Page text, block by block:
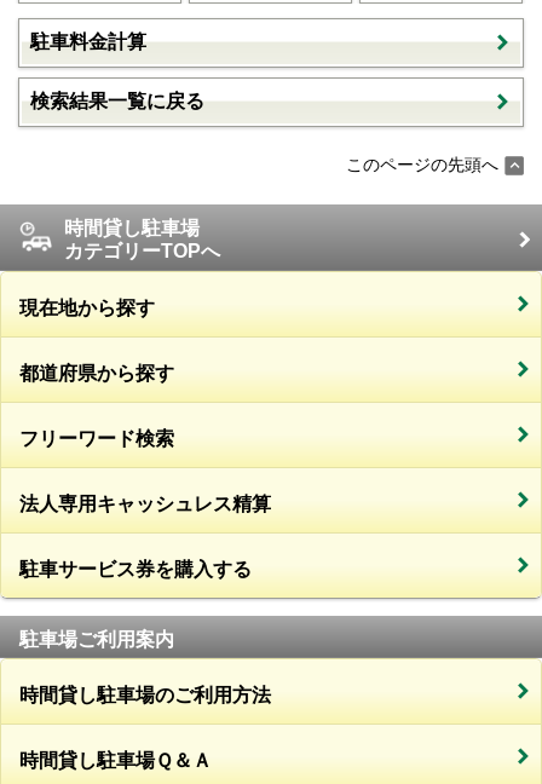
駐車料金計算
検索結果一覧に戻る
このページの先頭へ
時間貸し駐車場
カテゴリーTOPへ
現在地から探す
都道府県から探す
フリーワード検索
法人専用キャッシュレス精算
駐車サービス券を購入する
駐車場ご利用案内
時間貸し駐車場のご利用方法
時間貸し駐車場Ｑ＆Ａ